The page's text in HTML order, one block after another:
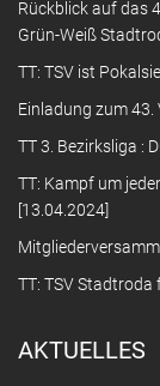
Rückblick auf das
Grün-Weiß
TT: TSV ist
Einladung zum
TT 3. Bezirksliga :
TT: Kampf um
[13.04.2024]
TT: TSV
AKTUELLES